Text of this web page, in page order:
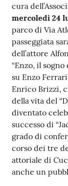
cura
mercoledì 24
parco di Via
passeggiata
dell’attore
“Enzo, il
su Enzo
Enrico Brizzi,
della vita del
diventato
successo di
grado di
corso dei tre
attoriale di
anche un